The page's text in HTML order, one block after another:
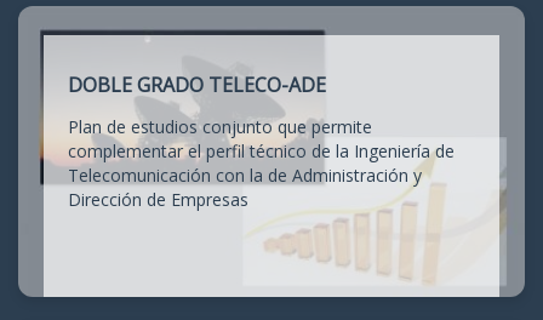
DOBLE GRADO TELECO-ADE
Plan de estudios conjunto que permite
complementar el perfil técnico de la Ingeniería de
Telecomunicación con la de Administración y
Dirección de Empresas